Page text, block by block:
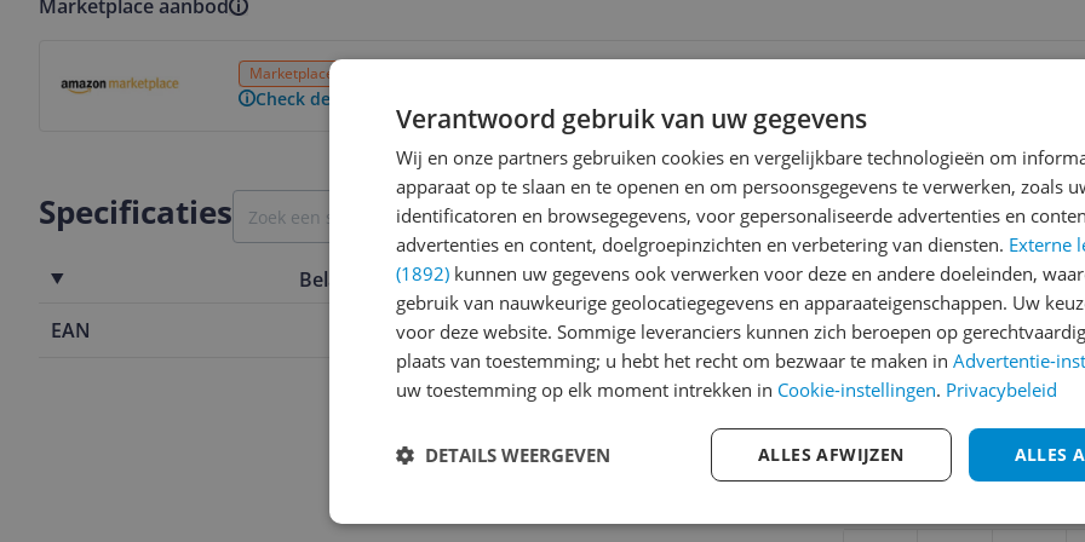
Marketplace aanbod
Marketplace
Check de website voor de levertijd | Gratis bezorgd > €20,-
Specificaties
Belangrijkste kenmerken
EAN
8712026858658
Reviews
Er zijn nog geen
Heb jij dit product in bezit
met het schrijven van je
een review gemiddeld
andere bezoekers een
Cijfer
Verantwoord gebruik van uw gegevens
Wij en onze partners gebruiken cookies en vergelijkbare technologieën om
apparaat op te slaan en te openen en om persoonsgegevens te verwerken, zoals
identificatoren en browsegegevens, voor gepersonaliseerde advertenties en
advertenties en content, doelgroepinzichten en verbetering van diensten. Externe
(1892) kunnen uw gegevens ook verwerken voor deze en andere doeleinden,
gebruik van nauwkeurige geolocatiegegevens en apparaateigenschappen. Uw
voor deze website. Sommige leveranciers kunnen zich beroepen op
plaats van toestemming; u hebt het recht om bezwaar te maken in Advertentie-
uw toestemming op elk moment intrekken in Cookie-instellingen. Privacybeleid
ALLES
ALLES AFWIJZEN
DETAILS WEERGEVEN